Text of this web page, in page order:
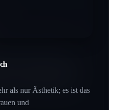
als nur Ästhetik; es ist das
und
wird, existiert für den
des Interesses abholt.
in den Händen halten